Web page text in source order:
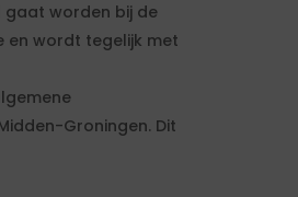
gaat worden bij de
en wordt tegelijk met
Groningen. Dit